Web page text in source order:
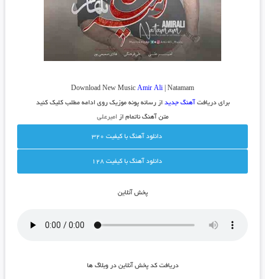
Download New MusicAmir Ali | Natamam
برای دریافت آهنگ جدید از رسانه پونه موزیک روی ادامه مطلب کلیک کنید
متن آهنگ ناتمام ازامیرعلی
دانلود آهنگ با کيفيت 320
دانلود آهنگ با کيفيت 128
پخش آنلاين
دريافت کد پخش آنلاين در وبلاگ ها